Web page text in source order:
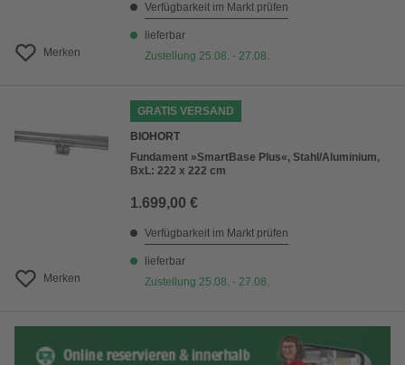
Merken
Verfügbarkeit im Markt prüfen
lieferbar
Zustellung 25.08. - 27.08.
Merken
GRATIS VERSAND
BIOHORT
Fundament »SmartBase Plus«, Stahl/Aluminium,
BxL: 222 x 222 cm
1.699,00 €
Verfügbarkeit im Markt prüfen
lieferbar
Zustellung 25.08. - 27.08.